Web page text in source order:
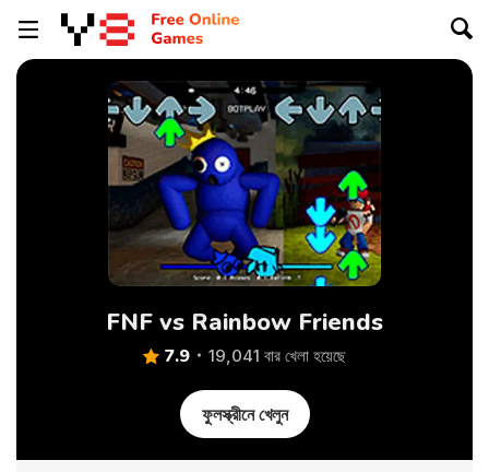
FNF vs Rainbow Friends
7.9 19,041 বার খেলা হয়েছে
ফুলস্ক্রীনে খেলুন